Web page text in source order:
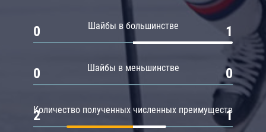
Шайбы в большинстве
0 1
Шайбы в меньшинстве
0 0
Количество полученных численных преимуществ
2 1